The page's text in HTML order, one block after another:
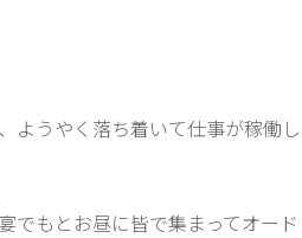
ようやく落ち着いて仕事が稼働し
でもとお昼に皆で集まってオード